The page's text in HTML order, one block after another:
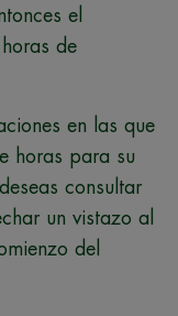
el
de
en las que
horas para su
consultar
un vistazo al
del